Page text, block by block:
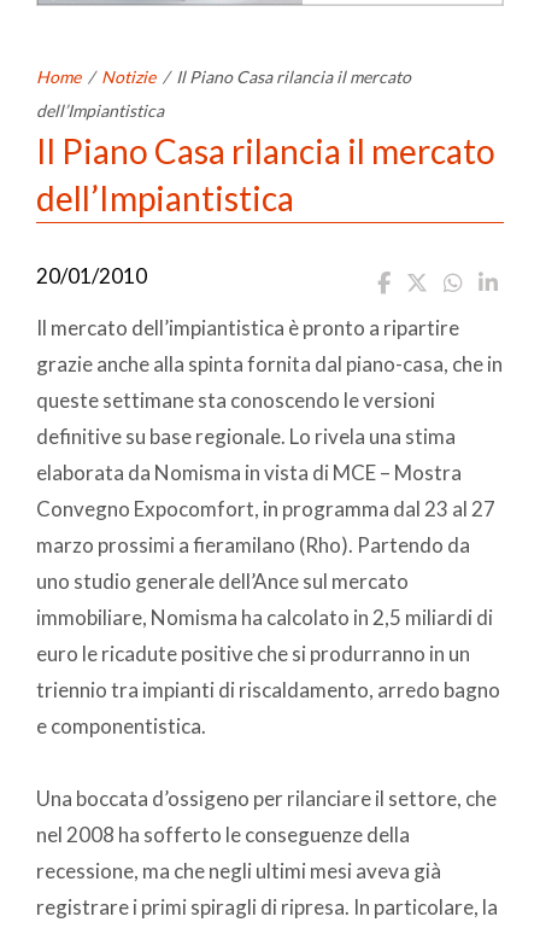
Home / Notizie / Il Piano Casa rilancia il mercato
dell’Impiantistica
Il Piano Casa rilancia il mercato
dell’Impiantistica
20/01/2010
Il mercato dell’impiantistica è pronto a ripartire
grazie anche alla spinta fornita dal piano-casa, che in
queste settimane sta conoscendo le versioni
definitive su base regionale. Lo rivela una stima
elaborata da Nomisma in vista di MCE – Mostra
Convegno Expocomfort, in programma dal 23 al 27
marzo prossimi a fieramilano (Rho). Partendo da
uno studio generale dell’Ance sul mercato
immobiliare, Nomisma ha calcolato in 2,5 miliardi di
euro le ricadute positive che si produrranno in un
triennio tra impianti di riscaldamento, arredo bagno
e componentistica.
Una boccata d’ossigeno per rilanciare il settore, che
nel 2008 ha sofferto le conseguenze della
recessione, ma che negli ultimi mesi aveva già
registrare i primi spiragli di ripresa. In particolare, la